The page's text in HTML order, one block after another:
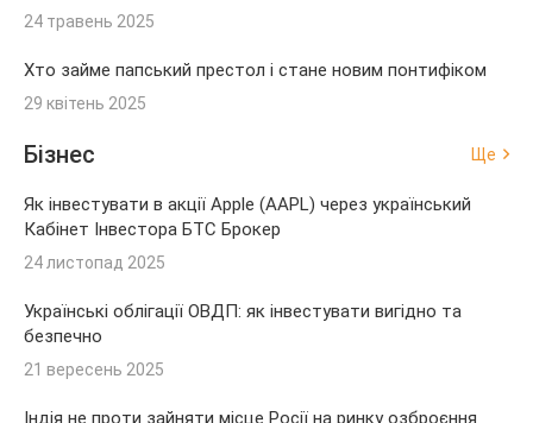
24 травень 2025
Хто займе папський престол і стане новим понтифіком
29 квітень 2025
Бізнес Ще
Як інвестувати в акції Apple (AAPL) через український
Кабінет Інвестора БТС Брокер
24 листопад 2025
Українські облігації ОВДП: як інвестувати вигідно та
безпечно
21 вересень 2025
Індія не проти зайняти місце Росії на ринку озброєння